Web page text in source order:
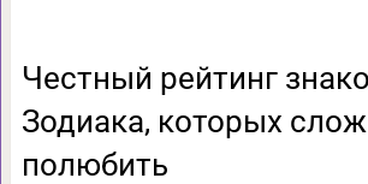
Честный рейтинг
Зодиака, которых
полюбить